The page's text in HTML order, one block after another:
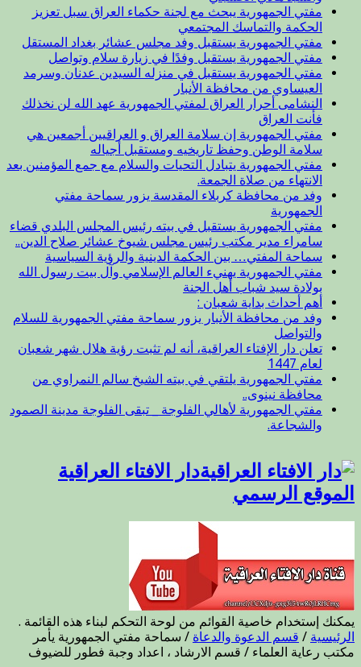
مفتي الجمهورية يبحث مع لجنة حكماء العراق سبل تعزيز
الحكمة والتماسك المجتمعي
مفتي الجمهورية يستقبل وفد مجلس عشائر بغداد المستقل
مفتي الجمهورية يستقبل وفدًا في زيارة سلام وتواصل
مفتي الجمهورية يستقبل في منزله السيدين عدنان وسرمد
العيساوي من محافظة الأنبار
النشامى أحرار العراق لمفتي الجمهورية عهد الله لن نخذلك
فأنت العراق
مفتي الجمهورية إن سلامة العراق و العراقيين أجمعين هي
سلامة الوطن وحفظ تاريخيه ومستقبل أجياله
مفتي الجمهورية يتبادل التحيات والسلام مع جمع المؤمنين بعد
الانتهاء من صلاة الجمعة.
وفد من محافظة كربلاء المقدسة يزور سماحة مفتي
الجمهورية
مفتي الجمهورية يستقبل في بيته رئيس المجلس البلدي قضاء
سامراء مدير مكتب رئيس مجلس شيوخ عشائر صلاح الدين..
سماحة المفتي… بين الحكمة الدينية والرؤية السياسية
مفتي الجمهورية يهنيء العالم الإسلامي وآل بيت رسول الله
بولادة سيد شباب أهل الجنة
أهم أحداث بداية شعبان :
وفد من محافظة الأنبار يزور سماحة مفتي الجمهورية للسلام
والتواصل
تعلن دار الإفتاء العراقية، أنه لم تثبت رؤية هلال شهر شعبان
لعام 1447
مفتي الجمهورية يلتقي في بيته الشيخ سالم النمراوي من
محافظة نينوى..
مفتي الجمهورية لأهالي الفلوجة _ تبقى الفلوجة مدينة الصمود
والشجاعة.
دار الافتاء العراقية
الموقع الرسمي
يمكنك إستخدام خاصية القوائم من لوحة التحكم لبناء هذه القائمة .
الرئيسية / قسم الدعوة والدعاة / سماحة مفتي الجمهورية يأمر
مكتب رعاية العلماء / قسم الارشاد ، اعداد وجبة فطور للضيوف